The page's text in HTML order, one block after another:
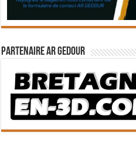
Partenaire Ar Gedour